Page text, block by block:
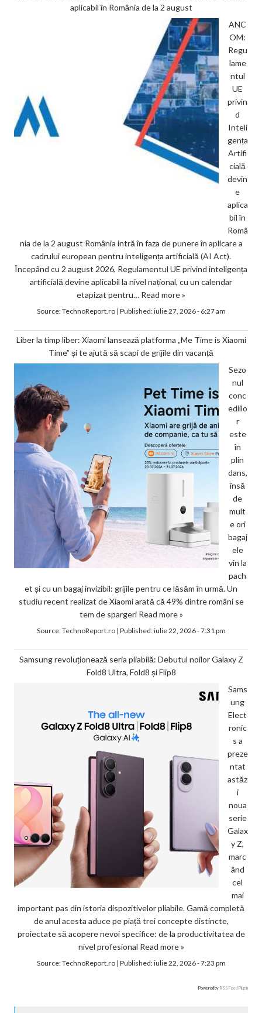
aplicabil în România de la 2 august
ANC
OM:
Regu
lame
ntul
UE
privin
d
Inteli
gența
Artifi
cială
devin
e
aplica
bil în
Româ
nia de la 2 august România intră în faza de punere în aplicare a
cadrului european pentru inteligența artificială (AI Act).
Începând cu 2 august 2026, Regulamentul UE privind inteligența
artificială devine aplicabil la nivel național, cu un calendar
etapizat pentru… Read more »
Source:TechnoReport.ro| Published:iulie 27, 2026 - 6:27 am
Liber la timp liber: Xiaomi lansează platforma „Me Time is Xiaomi
Time” și te ajută să scapi de grijile din vacanță
Sezo
nul
conc
ediilo
r
este
în
plin
dans,
însă
de
mult
e ori
bagaj
ele
vin la
pach
et și cu un bagaj invizibil: grijile pentru ce lăsăm în urmă. Un
studiu recent realizat de Xiaomi arată că 49% dintre români se
tem de spargeri Read more »
Source:TechnoReport.ro| Published:iulie 22, 2026 - 7:31 pm
Samsung revoluționează seria pliabilă: Debutul noilor Galaxy Z
Fold8 Ultra, Fold8 și Flip8
Sams
ung
Elect
ronic
s a
preze
ntat
astăz
i
noua
serie
Galax
y Z,
marc
ând
cel
mai
important pas din istoria dispozitivelor pliabile. Gamă completă
de anul acesta aduce pe piață trei concepte distincte,
proiectate să acopere nevoi specifice: de la productivitatea de
nivel profesional Read more »
Source:TechnoReport.ro| Published:iulie 22, 2026 - 7:23 pm
Powered by RSS Feed Plugin